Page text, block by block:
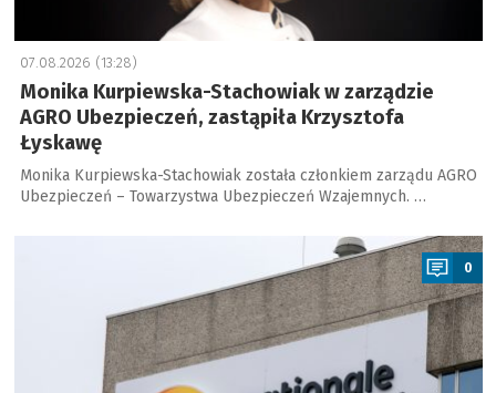
07.08.2026 (13:28)
Monika Kurpiewska-Stachowiak w zarządzie
AGRO Ubezpieczeń, zastąpiła Krzysztofa
Łyskawę
Monika Kurpiewska-Stachowiak została członkiem zarządu AGRO
Ubezpieczeń – Towarzystwa Ubezpieczeń Wzajemnych. …
0